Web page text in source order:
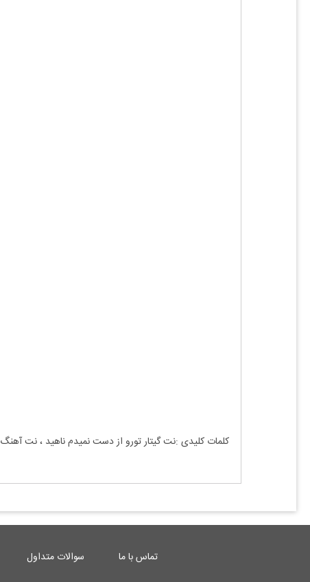
کلمات کلیدی :نت گیتارتورو از دست نمیدم ناهید ، نت آهنگ
تماس با ما سوالات متداول